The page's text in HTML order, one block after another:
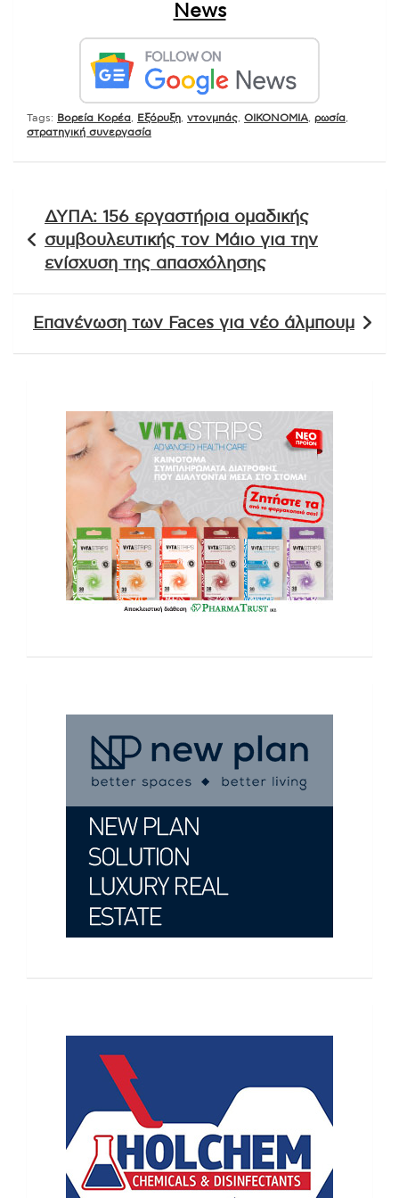
News
Tags: Βορεία Κορέα Εξόρυξη ντονμπάς ΟΙΚΟΝΟΜΙΑ ρωσία
στρατηγική συνεργασία
άρθρων
ΔΥΠΑ: 156 εργαστήρια ομαδικής
συμβουλευτικής τον Μάιο για την
ενίσχυση της απασχόλησης
Επανένωση των Faces για νέο άλμπουμ